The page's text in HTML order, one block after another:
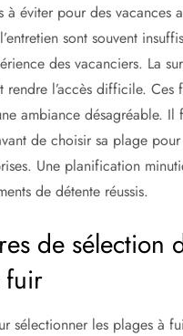
à éviter pour des vacances
sont souvent
des vacanciers. La
rendre l’accès difficile. Ces
ambiance désagréable. Il
de choisir sa plage
Une planification
de détente réussis.
de sélection
fuir
sélectionner les plages à